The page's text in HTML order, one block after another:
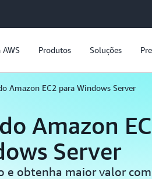
AWS Produtos Soluções
Amazon EC2 para Windows Server
Amazon
Server
e obtenha maior valor